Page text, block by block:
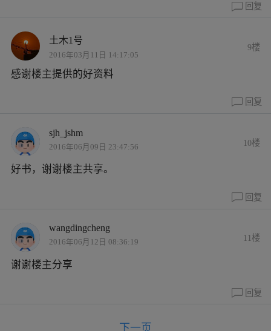
回复
土木1号
2016年03月11日 14:17:05
9楼
感谢楼主提供的好资料
回复
sjh_jshm
2016年06月09日 23:47:56 10楼
好书，谢谢楼主共享。
回复
wangdingcheng
2016年06月12日 08:36:19 11楼
谢谢楼主分享
回复
下一页